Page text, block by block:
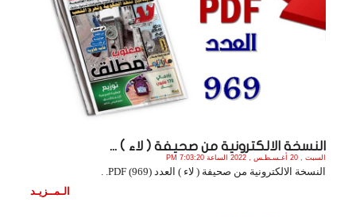
النسخة الالكترونية من صحيفة ( لاء ) ...
السبت , 20 أغـسـطـس , 2022 الساعة 7:03:20 PM
النسخة الالكترونية من صحيفة ( لاء ) العدد (969) PDF. .
الـمــزيـد